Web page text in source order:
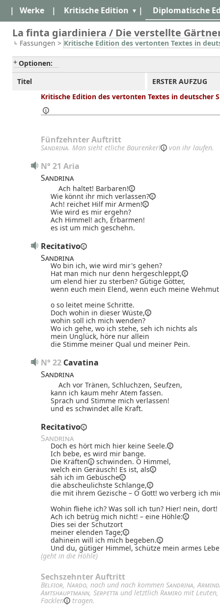
| Werke | Kritische Edition | Diplomatische
La finta giardiniera / Die verstellte
Fassungen > Kritische Edition des vertonten Textes in
Optionen:
Titel
ERSTER AUFZUG
Kritische Edition des vertonten Textes in deutscher
FünfzehnterAuftritt
Sandrina. Man sieht etliche Baurenkerl von ihr laufen.
N° 21 Aria
Sandrina
Ach haltet! Barbaren!
Wie könnt ihr mich verlassen?
Ach! reichet Hilf mir Armen!
Wie wird es mir ergehn?
Ach Himmel! ach, Erbarmen!
es ist um mich geschehn.
Recitativo
Sandrina
Wo bin ich, wie wird mir's gehen?
Hat man mich nur denn hergeschleppt,
um elend hier zu sterben? Gütige Götter,
wenn euch mein Elend, wenn euch meine
o so leitet meine Schritte.
Doch wohin in dieser Wüste,
wohin soll ich mich wenden?
Wo ich gehe, wo ich stehe, seh ich nichts als
mein Unglück, höre nur allein
die Stimme meiner Qual und meiner Pein.
N° 22 Cavatina
Sandrina
Ach vor Tränen, Schluchzen, Seufzen,
kann ich kaum mehr Atem fassen.
Sprach und Stimme mich verlassen!
und es schwindet alle Kraft.
Recitativo
Sandrina
Doch es hört mich hier keine Seele.
Ich bebe, es wird mir bange.
Die Kräften
schwinden. O Himmel,
welch ein Geräusch! Es ist, als
säh ich im Gebüsche
die abscheulichste Schlange,
die mit ihrem Gezische – O Gott! wo verberg ich
Wohin fliehe ich? Was soll ich tun? Hier! nein, dort!
Ach ich betrüg mich nicht! – eine Höhle:
Dies sei der Schutzort
meiner elenden Tage;
dahinein will ich mich begeben.
Und du, gütiger Himmel, schütze mein armes
(geht in die Höhle)
SechszehnterAuftritt
Belfior, Nardo, nach und nach kommen Sandrina,
Amtshauptmann, Serpetta und letztlich Ramiro mit Leuten,
Facklen
tragen.